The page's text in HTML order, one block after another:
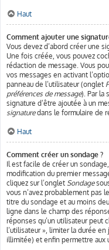
Haut
Comment ajouter une
Vous devez d’abord créer une
Une fois créée, vous pouvez
rédaction de message. Vous
vos messages en activant
panneau de l’utilisateur (onglet
préférences de message). Par la
signature d’être ajoutée à un
signaturedans le formulaire de
Haut
Comment créer un sondage ?
Il est facile de créer un
modification du premier
cliquez sur l’onglet Sondage
vous n’avez probablement pas
titre du sondage et au moins
ligne dans le champ des
réponses qu’un utilisateur peut
l’utilisateur », limiter la durée
illimitée) et enfin permettre aux